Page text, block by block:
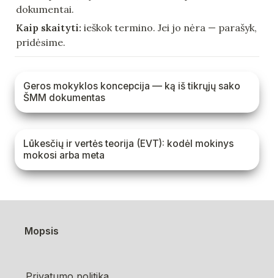
dokumentai.
Kaip skaityti: ieškok termino. Jei jo nėra — parašyk,
pridėsime.
dokumentas
Geros mokyklos koncepcija — ką iš tikrųjų sako
ŠMM dokumentas
mokosi arba meta
Lūkesčių ir vertės teorija (EVT): kodėl mokinys
mokosi arba meta
Mopsis